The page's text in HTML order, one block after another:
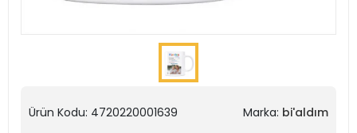
Ürün Kodu: 4720220001639 Marka: bi'aldım